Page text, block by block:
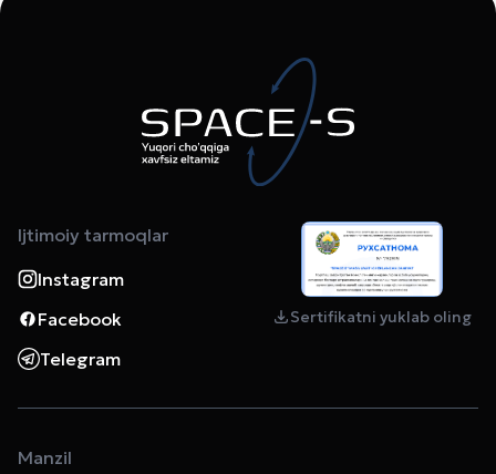
Ijtimoiy tarmoqlar
Instagram
Facebook
Telegram
Sertifikatni yuklab oling
Manzil